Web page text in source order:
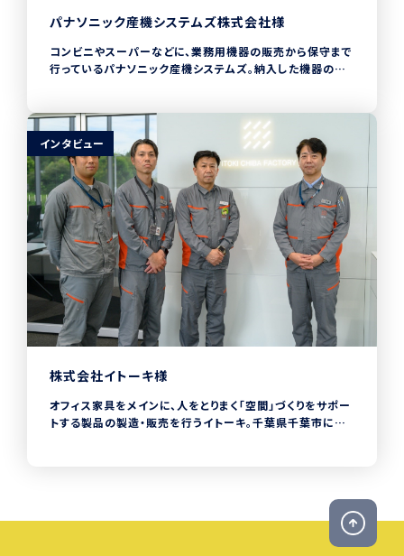
パナソニック産機システムズ株式会社様
コンビニやスーパーなどに、業務用機器の販売から保守まで
行っているパナソニック産機システムズ。納入した機器の修
器データを、手書きのメモとExcelで管理をしていたため、膨
大なデータを円滑に活用できていませんでした。2024年1月
からCHECKROIDの導入と同社のQRコードを組み合わせ
ることで、現場での機器登録の時間短縮や、現場とオフィスに
おけるリアルタイムでのデータ共有を実現しました。
インタビュー
株式会社イトーキ様
オフィス家具をメインに、人をとりまく「空間」づくりをサポー
トする製品の製造・販売を行うイトーキ。千葉県千葉市にあ
CHECKROID導入により、危険箇所のチェックからデータ入
力までをワンストップで行うことが可能になり、安全管理の大